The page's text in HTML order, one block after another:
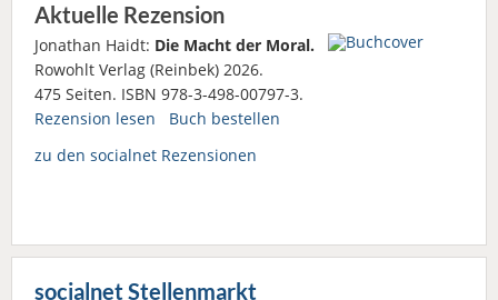
Aktuelle Rezension
Jonathan Haidt: Die Macht der Moral.
Rowohlt Verlag (Reinbek) 2026.
475 Seiten. ISBN 978-3-498-00797-3.
Rezension lesen
Buch bestellen
zu den socialnet Rezensionen
socialnet Stellenmarkt